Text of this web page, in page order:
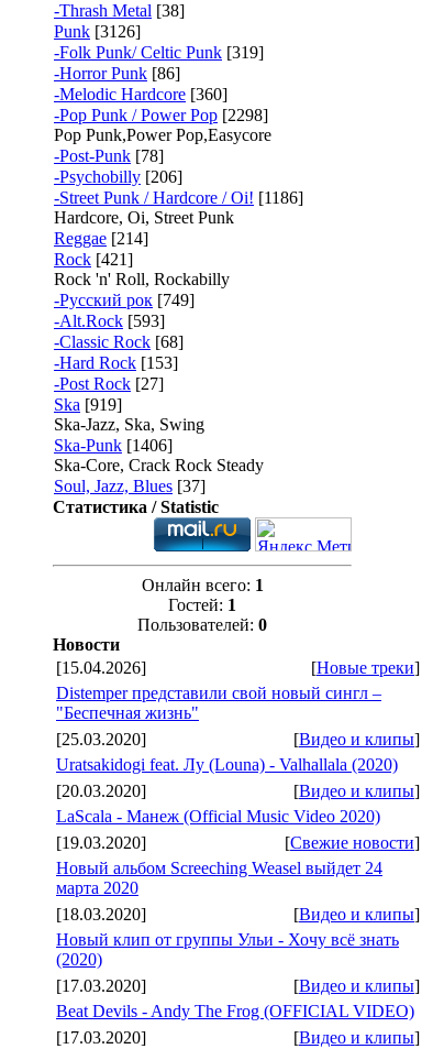
-Thrash Metal [38]
Punk [3126]
-Folk Punk/ Celtic Punk [319]
-Horror Punk [86]
-Melodic Hardcore [360]
-Pop Punk / Power Pop [2298]
Pop Punk,Power Pop,Easycore
-Post-Punk [78]
-Psychobilly [206]
-Street Punk / Hardcore / Oi! [1186]
Hardcore, Oi, Street Punk
Reggae [214]
Rock [421]
Rock 'n' Roll, Rockabilly
-Русский рок [749]
-Alt.Rock [593]
-Classic Rock [68]
-Hard Rock [153]
-Post Rock [27]
Ska [919]
Ska-Jazz, Ska, Swing
Ska-Punk [1406]
Ska-Core, Crack Rock Steady
Soul, Jazz, Blues [37]
Статистика / Statistic
Онлайн всего: 1
Гостей: 1
Пользователей: 0
Новости
[15.04.2026]
[Новые треки]
Distemper представили свой новый сингл –
"Беспечная жизнь"
[25.03.2020]
[Видео и клипы]
Uratsakidogi feat. Лу (Louna) - Valhallala (2020)
[20.03.2020]
[Видео и клипы]
LaScala - Манеж (Official Music Video 2020)
[19.03.2020]
[Свежие новости]
Новый альбом Screeching Weasel выйдет 24
марта 2020
[18.03.2020]
[Видео и клипы]
Новый клип от группы Ульи - Хочу всё знать
(2020)
[17.03.2020]
[Видео и клипы]
Beat Devils - Andy The Frog (OFFICIAL VIDEO)
[17.03.2020]
[Видео и клипы]